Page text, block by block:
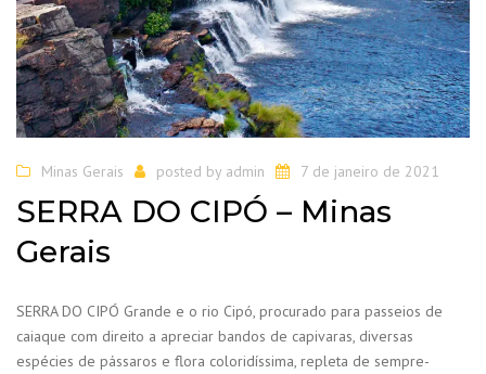
Minas Gerais posted by admin 7 de janeiro de 2021
SERRA DO CIPÓ – Minas
Gerais
SERRA DO CIPÓ Grande e o rio Cipó, procurado para passeios de
caiaque com direito a apreciar bandos de capivaras, diversas
espécies de pássaros e flora coloridíssima, repleta de sempre-